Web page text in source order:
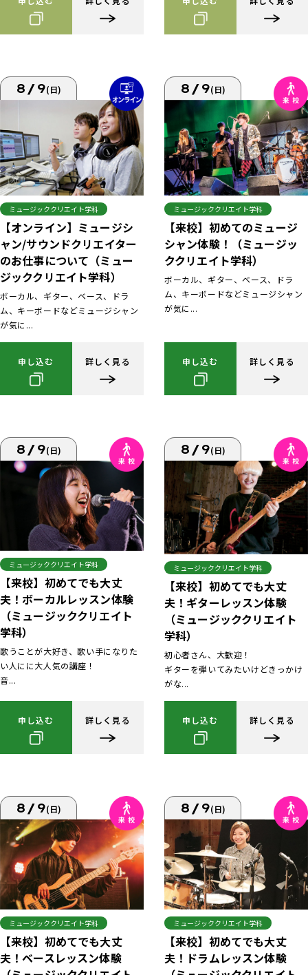
8/9(日)
ミュージッククリエイト学科
【オンライン】ミュージシ
ャン/サウンドクリエイター
のお仕事について（ミュー
ジッククリエイト学科）
ボーカル、ギター、ベース、ドラ
ム、キーボードなどミュージシャン
が気に...
申し込む 詳しく見る
8/9(日)
ミュージッククリエイト学科
【来校】初めてのミュージ
シャン体験！（ミュージッ
ククリエイト学科）
ボーカル、ギター、ベース、ドラ
ム、キーボードなどミュージシャン
が気に...
申し込む 詳しく見る
8/9(日)
ミュージッククリエイト学科
【来校】初めてでも大丈
夫！ボーカルレッスン体験
（ミュージッククリエイト
学科）
歌うことが大好き、歌い手になりた
い人にに大人気の講座！
音...
申し込む 詳しく見る
8/9(日)
ミュージッククリエイト学科
【来校】初めてでも大丈
夫！ギターレッスン体験
（ミュージッククリエイト
学科）
初心者さん、大歓迎！
ギターを弾いてみたいけどきっかけ
がな...
申し込む 詳しく見る
8/9(日)
ミュージッククリエイト学科
【来校】初めてでも大丈
夫！ベースレッスン体験
8/9(日)
ミュージッククリエイト学科
【来校】初めてでも大丈
夫！ドラムレッスン体験